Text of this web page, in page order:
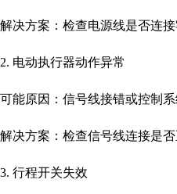
解决方案：检查电源线是否连
2. 电动执行器动作异常
可能原因：信号线接错或控制系
解决方案：检查信号线连接是
3. 行程开关失效